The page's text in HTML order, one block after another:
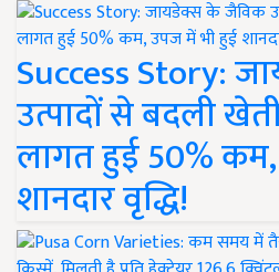
Success Story:
उत्पादों से बदली
लागत हुई 50%
शानदार वृद्धि!